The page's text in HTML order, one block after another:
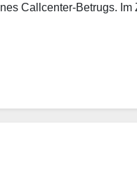
Callcenter-Betrugs.